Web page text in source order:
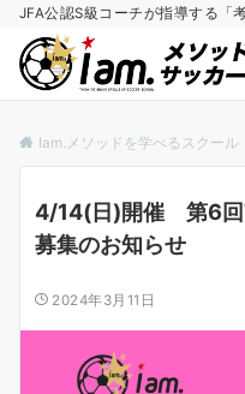
JFA公認S級コーチが指導する「
Iam.メソッドを学べるスクール
4/14(日)開催 第6
募集のお知らせ
2024年3月11日